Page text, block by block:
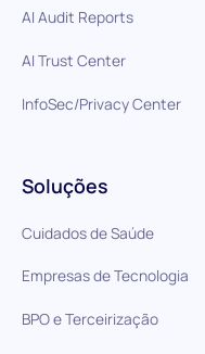
Soluções
Cuidados de Saúde
Empresas de Tecnologia
BPO e Terceirização
AI Audit Reports
AI Trust Center
InfoSec/Privacy Center